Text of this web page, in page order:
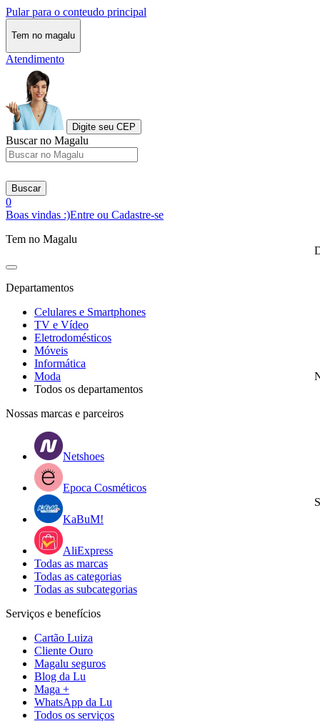
Pular para o conteudo principal
Tem no magalu
Atendimento
Digite seu CEP
Buscar no Magalu
Buscar
0
Boas vindas :)Entre ou Cadastre-se
Tem no Magalu
Departamentos
Celulares e Smartphones
TV e Vídeo
Eletrodomésticos
Móveis
Informática
Moda
Todos os departamentos
Nossas marcas e parceiros
Netshoes
Epoca Cosméticos
KaBuM!
AliExpress
Todas as marcas
Todas as categorias
Todas as subcategorias
Serviços e benefícios
Cartão Luiza
Cliente Ouro
Magalu seguros
Blog da Lu
Maga +
WhatsApp da Lu
Todos os serviços